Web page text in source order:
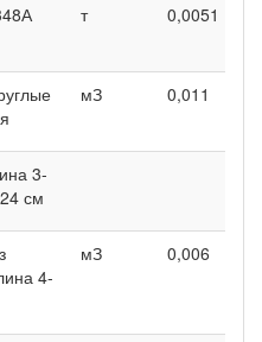
т 0,0051
мЗ 0,011
3-
см
4-
мЗ 0,006